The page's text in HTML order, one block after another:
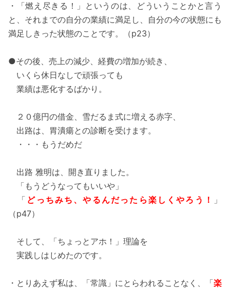
・「燃え尽きる！」というのは、どういうことかと言う
と、それまでの自分の業績に満足し、自分の今の状態にも
満足しきった状態のことです。（p23）
●その後、売上の減少、経費の増加が続き、
いくら休日なしで頑張っても
業績は悪化するばかり。
２０億円の借金、雪だるま式に増える赤字、
出路は、胃潰瘍との診断を受けます。
・・・もうだめだ
出路 雅明は、開き直りました。
「もうどうなってもいいや」
「 どっちみち、やるんだったら楽しくやろう！
」
（p47）
そして、「ちょっとアホ！」理論を
実践しはじめたのです。
・とりあえず私は、「常識」にとらわれることなく、「楽